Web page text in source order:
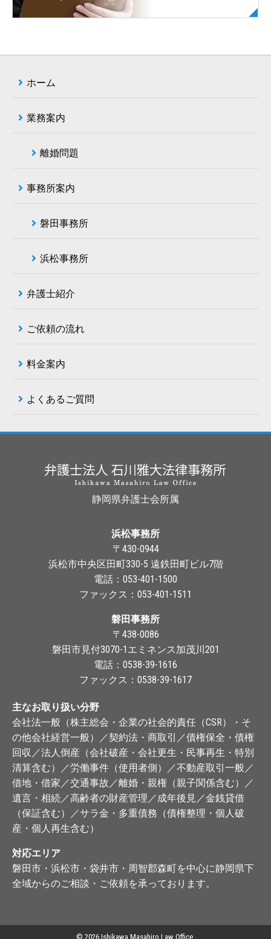
ホーム
業務案内
離婚問題
事務所案内
磐田事務所
浜松事務所
弁護士紹介
ご依頼の流れ
料金案内
よくあるご質問
静岡県弁護士会所属
浜松事務所
〒430-0944
浜松市中央区田町330-5 遠鉄田町ビル7階
電話：053-401-1500
ファックス：053-401-1511
磐田事務所
〒438-0086
磐田市見付3070-1エミネンス加茂川201
電話：0538-39-1616
ファックス：0538-39-1617
主なお取り扱い分野
会社法一般（株主総会・企業の社会的責任（CSR）・そ
の他会社経営一般）／契約法・商取引／債権保全・債権
回収／法人倒産（会社破産・会社更生・民事再生・特別
清算含む）／労働事件（使用者側）／不動産取引一般／
借地・借家／交通事故／離婚・親権（親子関係含む）／
遺言・相続／高齢者の財産管理／成年後見／金銭貸借
（保証含む）／サラ金・多重債務（債権整理・個人破
産・個人再生含む）
対応エリア
磐田市・浜松市・袋井市・周智郡森町を中心に静岡県下
全域からのご相談・ご依頼を承っております。
© 2026 Ishikawa Masahiro Law Office.